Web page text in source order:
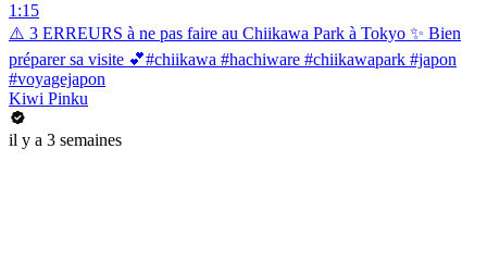
1:15
⚠️ 3 ERREURS à ne pas faire au Chiikawa Park à Tokyo ✨ Bien
préparer sa visite 💕#chiikawa #hachiware #chiikawapark #japon
#voyagejapon
Kiwi Pinku
il y a 3 semaines